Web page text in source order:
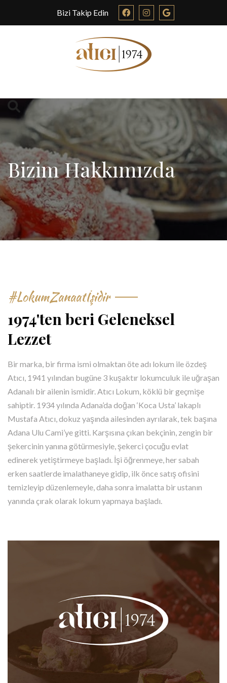
Bizi Takip Edin
Bizim Hakkımızda
#LokumZanaatİşidir
1974'ten beri Geleneksel
Lezzet
Bir marka, bir firma ismi olmaktan öte adı lokum ile özdeş
Atıcı, 1941 yılından bugüne 3 kuşaktır lokumculuk ile uğraşan
Adanalı bir ailenin ismidir. Atıcı Lokum, köklü bir geçmişe
sahiptir. 1934 yılında Adana’da doğan ‘Koca Usta’ lakaplı
Mustafa Atıcı, dokuz yaşında ailesinden ayrılarak, tek başına
Adana Ulu Cami’ye gitti. Karşısına çıkan bekçinin, zengin bir
şekercinin yanına götürmesiyle, şekerci çocuğu evlat
edinerek yetiştirmeye başladı. İşi öğrenmeye, her sabah
erken saatlerde imalathaneye gidip, ilk önce satış ofisini
temizleyip düzenlemeyle, daha sonra imalatta bir ustanın
yanında çırak olarak lokum yapmaya başladı.